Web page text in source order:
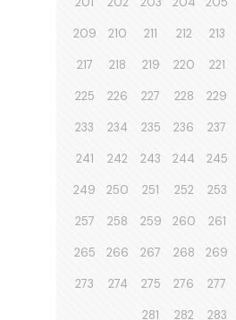
209 210 211 212 213
217 218 219 220 221
225 226 227 228 229
233 234 235 236 237
241 242 243 244 245
249 250 251 252 253
257 258 259 260 261
265 266 267 268 269
273 274 275 276 277
281 282 283